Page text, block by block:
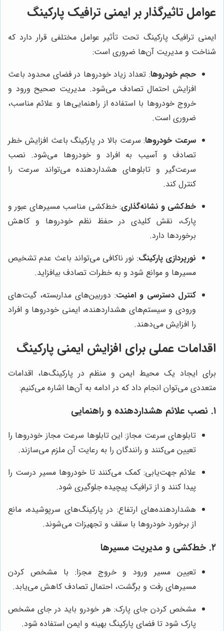
عوامل تاثیرگذار بر ایمنی ترافیک پارکینگ
ایمنی ترافیک پارکینگ تحت تأثیر عوامل مختلفی قرار دارد که
شناخت و مدیریت آن‌ها ضروری است:
حجم خودروها: تعداد زیاد خودروها در فضای محدود باعث
افزایش احتمال تصادف می‌شود. مدیریت صحیح ورود و
خروج خودروها با استفاده از راهنمایی‌ها و علائم مناسب،
ضروری است.
سرعت خودروها: سرعت بالا در پارکینگ باعث افزایش خطر
تصادف و آسیب به افراد و خودروها می‌شود. نصب
سرعت‌گیر و تابلوهای هشداردهنده می‌تواند سرعت را
کنترل کند.
خط‌کشی و نشانه‌گذاری: خط‌کشی مناسب مسیرهای عبور و
پارک، نقش کلیدی در حفظ نظم خودروها و کاهش
برخوردها دارد.
نورپردازی پارکینگ: نور ناکافی می‌تواند باعث عدم تشخیص
مسیرها و موانع شود و به خطرات تصادف بیافزاید.
کنترل دسترسی و امنیت: دوربین‌های مداربسته، گیت‌های
ورودی و سیستم‌های هشداردهنده، ایمنی خودروها و افراد
را افزایش می‌دهند.
اقدامات عملی برای افزایش ایمنی پارکینگ
برای ایجاد یک محیط ایمن و منظم در پارکینگ‌ها، اقدامات
متعددی می‌توان انجام داد که در ادامه به آن‌ها اشاره می‌کنیم:
۱. نصب علائم هشداردهنده و راهنمایی
تابلوهای سرعت مجاز: این تابلوها سرعت مجاز خودروها را
تعیین می‌کنند و رانندگان را به رعایت آن ملزم می‌سازند.
علائم جهت‌یابی: کمک می‌کنند تا خودروها مسیر درست را
پیدا کنند و از ترافیک پیچیده جلوگیری شود.
هشداردهنده‌های ارتفاع: در پارکینگ‌های سرپوشیده، مانع
از برخورد خودروها با سقف و تجهیزات می‌شوند.
۲. خط‌کشی و مدیریت مسیرها
تعیین مسیر ورود و خروج مجزا: با مشخص کردن
مسیرهای رفت و برگشت، احتمال تصادف کاهش می‌یابد.
مشخص کردن جای پارک: هر خودرو باید در جای مشخص
پارک شود تا فضای پارکینگ بهینه و ایمن استفاده شود.